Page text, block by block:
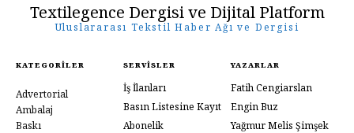
Textilegence Dergisi ve Dijital Platform
Uluslararası Tekstil Haber Ağı ve Dergisi
KATEGORILER
Advertorial
Ambalaj
Baskı
SERVISLER
İş İlanları
Basın Listesine Kayıt
Abonelik
YAZARLAR
Fatih Cengiarslan
Engin Buz
Yağmur Melis Şimşek